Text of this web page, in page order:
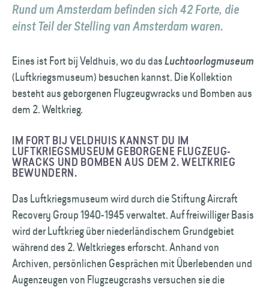
Rund um Amsterdam befinden sich 42 Forte, die
einst Teil der Stelling van Amsterdam waren.
Eines ist Fort bij Veldhuis, wo du dasLucht­oorlog­museum
(Luftkriegsmuseum) besuchen kannst. Die Kollektion
besteht aus geborgenen Flugzeug­wracks und Bomben aus
dem 2. Weltkrieg.
IM FORT BIJ VELDHUIS KANNST DU IM
LUFTKRIEGSMUSEUM GEBORGENE FLUGZEUG­
WRACKS UND BOMBEN AUS DEM 2. WELTKRIEG
BEWUNDERN.
Das Luftkriegsmuseum wird durch die Stiftung Aircraft
Recovery Group 1940-1945 verwaltet. Auf freiwilliger Basis
wird der Luftkrieg über niederländischem Grund­gebiet
während des 2. Weltkrieges erforscht. Anhand von
Archiven, persönlichen Gesprächen mit Überlebenden und
Augenzeugen von Flugzeug­crashs versuchen sie die